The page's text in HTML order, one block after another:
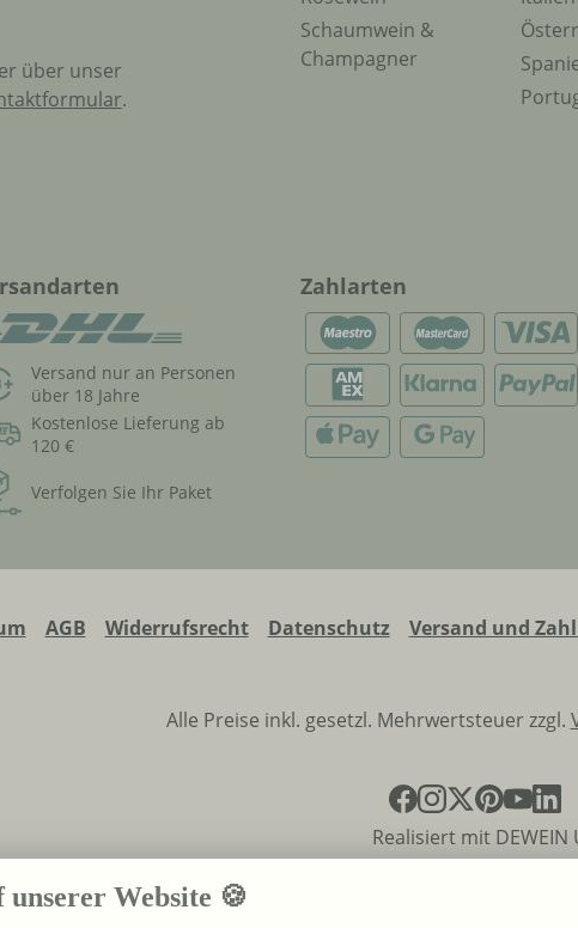
über unser
.
Schaumwein &
Champagner
Versand nur an Personen
über 18 Jahre
Kostenlose Lieferung ab
120 €
Verfolgen Sie Ihr Paket
Zahlarten
AGB Widerrufsrecht Datenschutz Versand und
Alle Preise inkl. gesetzl. Mehrwertsteuer zzgl.
Realisiert mit DEWEIN
Website 🍪